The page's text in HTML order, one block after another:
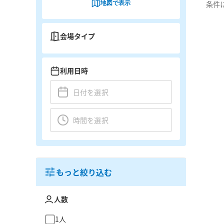
条件
地図で表示
会場タイプ
利用日時
もっと絞り込む
人数
1人